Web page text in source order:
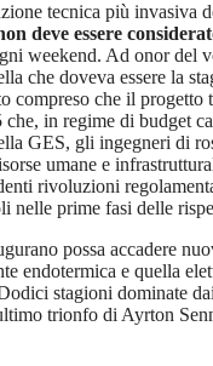
tecnica più invasiva
deve essere
weekend. Ad onor
che doveva essere la
che il progetto
in regime di budget
GES, gli ingegneri di
umane e
rivoluzioni
nelle prime fasi delle
possa accadere
e quella
stagioni dominate
trionfo di Ayrton